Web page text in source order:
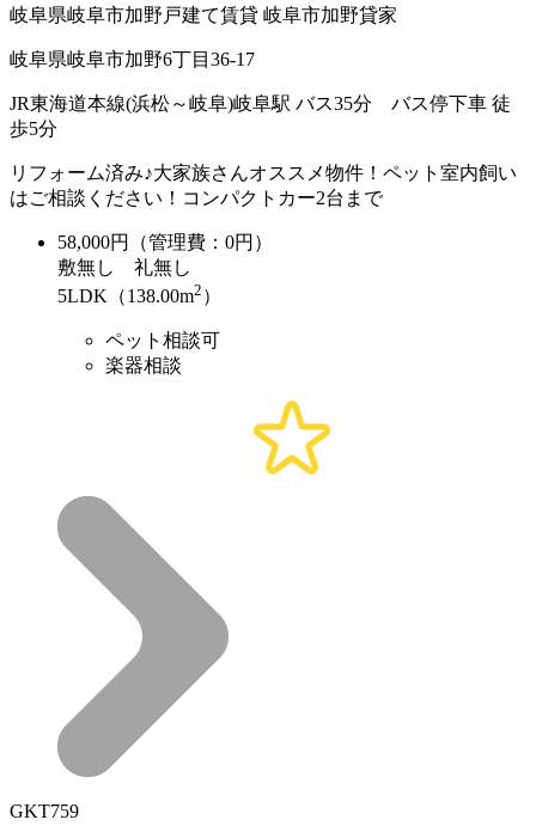
岐阜県岐阜市加野戸建て賃貸 岐阜市加野貸家
岐阜県岐阜市加野6丁目36-17
JR東海道本線(浜松～岐阜)岐阜駅 バス35分 バス停下車 徒
歩5分
リフォーム済み♪大家族さんオススメ物件！ペット室内飼い
はご相談ください！コンパクトカー2台まで
58,000円（管理費：0円）
敷無し 礼無し
5LDK（138.00m2 ）
ペット相談可
楽器相談
GKT759